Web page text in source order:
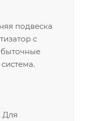
подвеска
с
Для